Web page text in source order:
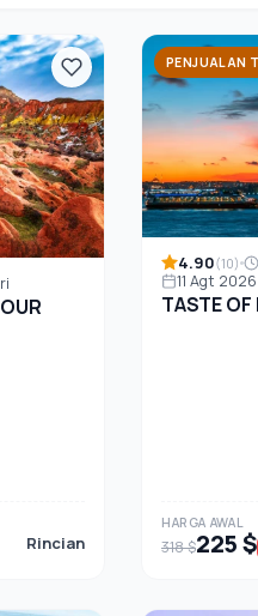
Rincian
PENJUALAN
4.90(10)
11 Agt 2026
TASTE OF
HARGA AWAL
318 $225 $